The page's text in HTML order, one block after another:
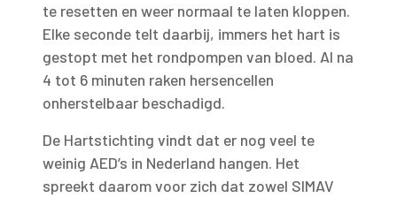
te resetten en weer normaal te laten kloppen.
Elke seconde telt daarbij, immers het hart is
gestopt met het rondpompen van bloed. Al na
4 tot 6 minuten raken hersencellen
onherstelbaar beschadigd.
De Hartstichting vindt dat er nog veel te
weinig AED’s in Nederland hangen. Het
spreekt daarom voor zich dat zowel SIMAV